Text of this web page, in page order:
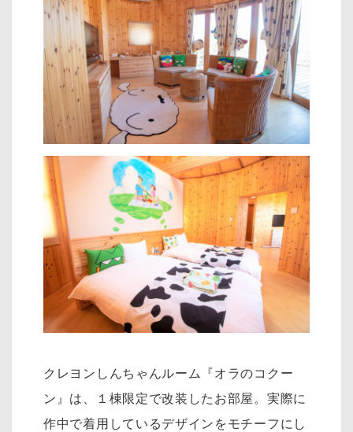
クレヨンしんちゃんルーム『オラのコクー
ン』は、１棟限定で改装したお部屋。実際に
作中で着用しているデザインをモチーフにし